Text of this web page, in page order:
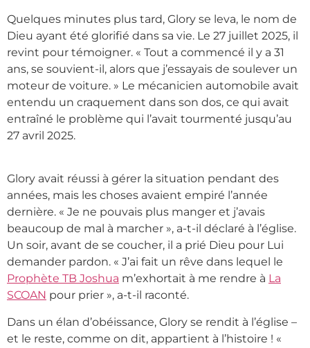
Quelques minutes plus tard, Glory se leva, le nom de
Dieu ayant été glorifié dans sa vie. Le 27 juillet 2025, il
revint pour témoigner. « Tout a commencé il y a 31
ans, se souvient-il, alors que j’essayais de soulever un
moteur de voiture. » Le mécanicien automobile avait
entendu un craquement dans son dos, ce qui avait
entraîné le problème qui l’avait tourmenté jusqu’au
27 avril 2025.
Glory avait réussi à gérer la situation pendant des
années, mais les choses avaient empiré l’année
dernière. « Je ne pouvais plus manger et j’avais
beaucoup de mal à marcher », a-t-il déclaré à l’église.
Un soir, avant de se coucher, il a prié Dieu pour Lui
demander pardon. « J’ai fait un rêve dans lequel le
Prophète TB Joshua m’exhortait à me rendre à La
SCOAN pour prier », a-t-il raconté.
Dans un élan d’obéissance, Glory se rendit à l’église –
et le reste, comme on dit, appartient à l’histoire ! «